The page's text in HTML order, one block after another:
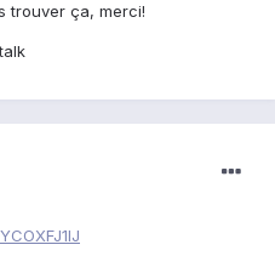
trouver ça, merci!